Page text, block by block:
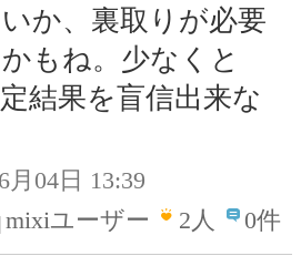
か、裏取りが必要
もね。少なくと
結果を盲信出来な
月04日 13:39
mixiユーザー
2人 0件